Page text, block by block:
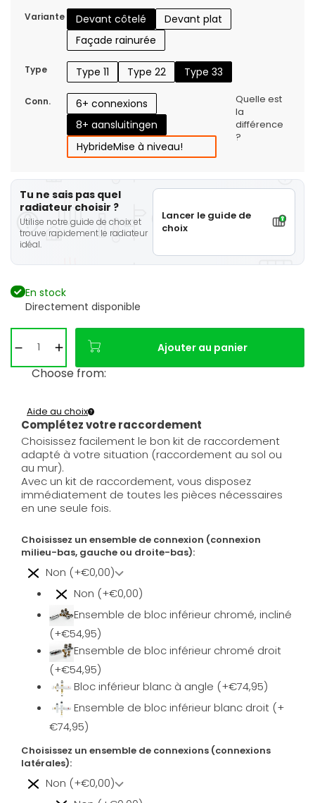
Variante Devant côtelé
Devant plat
Façade rainurée
Type Type 11 Type 22 Type 33
Conn.
6+ connexions
8+ aansluitingen
HybrideMise à niveau!
Quelle est
la
différence
?
Tu ne sais pas quel
radiateur choisir ?
Utilise notre guide de choix et
trouve rapidement le radiateur
idéal.
Lancer le guide de
choix
En stock
Directement disponible
Ajouter au panier
Choose from:
Complétez votre raccordement
Aide au choix
Choisissez facilement le bon kit de raccordement
adapté à votre situation (raccordement au sol ou
au mur).
Avec un kit de raccordement, vous disposez
immédiatement de toutes les pièces nécessaires
en une seule fois.
Choisissez un ensemble de connexion (connexion
milieu-bas, gauche ou droite-bas):
Non (+€0,00)
Non (+€0,00)
Ensemble de bloc inférieur chromé, incliné
(+€54,95)
Ensemble de bloc inférieur chromé droit
(+€54,95)
Bloc inférieur blanc à angle (+€74,95)
Ensemble de bloc inférieur blanc droit (+
€74,95)
Choisissez un ensemble de connexions (connexions
latérales):
Non (+€0,00)